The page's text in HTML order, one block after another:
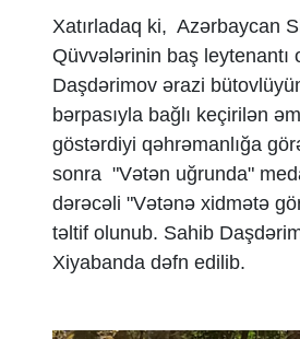
Xatırladaq ki, Azərbaycan
Qüvvələrinin baş leytenantı
Daşdərimov ərazi
bərpasıyla bağlı keçirilən
göstərdiyi qəhrəmanlığa
sonra "Vətən uğrunda"
dərəcəli "Vətənə xidmətə
təltif olunub. Sahib
Xiyabanda dəfn edilib.